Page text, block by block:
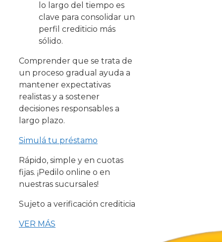
lo largo del tiempo es
clave para consolidar un
perfil crediticio más
sólido.
Comprender que se trata de
un proceso gradual ayuda a
mantener expectativas
realistas y a sostener
decisiones responsables a
largo plazo.
Simulá tu préstamo
Rápido, simple y en cuotas
fijas. ¡Pedilo online o en
nuestras sucursales!
Sujeto a verificación crediticia
VER MÁS